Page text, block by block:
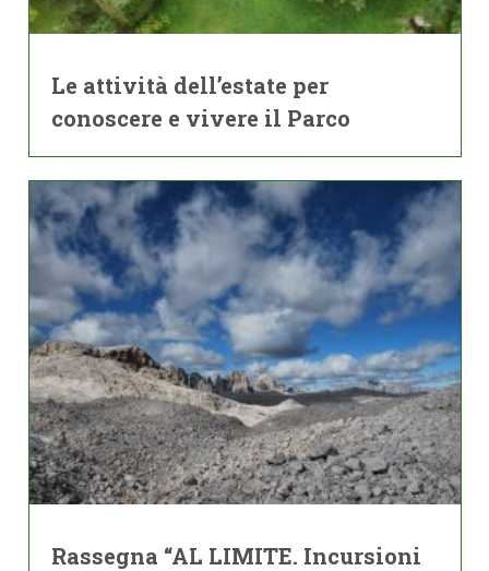
Le attività dell’estate per
conoscere e vivere il Parco
Rassegna “AL LIMITE. Incursioni